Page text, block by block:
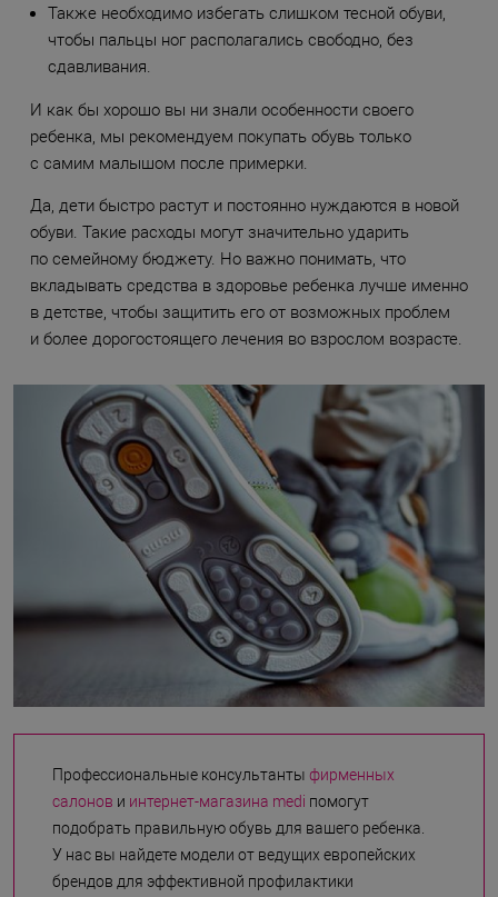
Также необходимо избегать слишком тесной обуви,
чтобы пальцы ног располагались свободно, без
сдавливания.
И как бы хорошо вы ни знали особенности своего
ребенка, мы рекомендуем покупать обувь только
с самим малышом после примерки.
Да, дети быстро растут и постоянно нуждаются в новой
обуви. Такие расходы могут значительно ударить
по семейному бюджету. Но важно понимать, что
вкладывать средства в здоровье ребенка лучше именно
в детстве, чтобы защитить его от возможных проблем
и более дорогостоящего лечения во взрослом возрасте.
Профессиональные консультанты фирменных
салонов и интернет-магазина medi помогут
подобрать правильную обувь для вашего ребенка.
У нас вы найдете модели от ведущих европейских
брендов для эффективной профилактики